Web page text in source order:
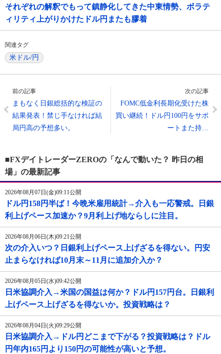
それぞれの解釈でもって鎮静化してきた中東情勢、ボラテ
ィリティ上がりかけたドル円またも膠着
関連タグ
米ドル/円
前の記事
まもなく日銀総括的な検証の
結果発表！禁じ手なければ結
局円高の予想多い。
次の記事
FOMC低金利長期化受けた株
買い継続！ドル円100円をサポ
ートまた持…
■FXデイトレーダーZEROの「なんで動いた？ 昨日の相
場」の最新記事
2026年08月07日(金)09:11公開
ドル円158円半ば！今晩米雇用統計→介入も一応警戒。日銀
利上げペース加速か？9月利上げ地ならしに注目。
2026年08月06日(木)09:21公開
次の介入いつ？日銀利上げペース上げざるを得ない。円安
止まらなければ10月末～11月に追加介入か？
2026年08月05日(水)09:42公開
日米協調介入→米国の国益は何か？ドル円157円台。日銀利
上げペース上げざるを得ないか。投資戦略は？
2026年08月04日(火)09:29公開
日米協調介入→ドル円どこまで下がる？投資戦略は？ドル
円年内165円より150円の可能性が高いと予想。